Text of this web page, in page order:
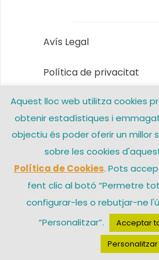
Avís Legal
Política de privacitat
Política de Cookies
Contacte
© 2026 Arxiprestat Santa Coloma de
Aquest lloc web utilitza cookies
obtenir estadístiques i
objectiu és poder oferir un millor
sobre les cookies
Política de Cookies. Pots
fent clic al botó “Permetre
configurar-les o rebutjar-ne
“Personalitzar”.
Acceptar
Personalitzar